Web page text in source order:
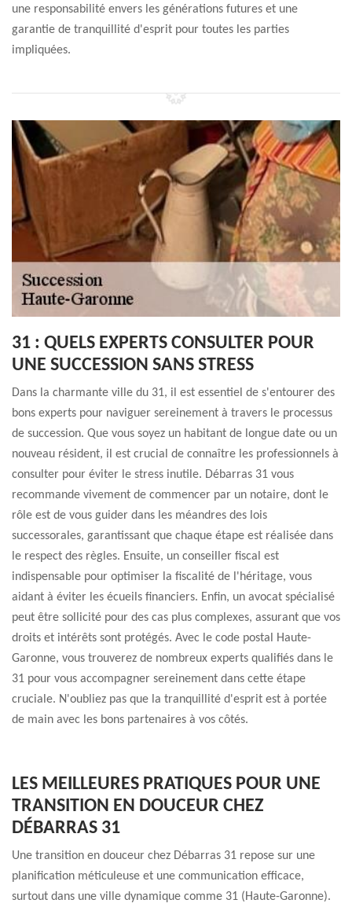
une responsabilité envers les générations futures et une
garantie de tranquillité d'esprit pour toutes les parties
impliquées.
31 : QUELS EXPERTS CONSULTER POUR
UNE SUCCESSION SANS STRESS
Dans la charmante ville du 31, il est essentiel de s'entourer des
bons experts pour naviguer sereinement à travers le processus
de succession. Que vous soyez un habitant de longue date ou un
nouveau résident, il est crucial de connaître les professionnels à
consulter pour éviter le stress inutile. Débarras 31 vous
recommande vivement de commencer par un notaire, dont le
rôle est de vous guider dans les méandres des lois
successorales, garantissant que chaque étape est réalisée dans
le respect des règles. Ensuite, un conseiller fiscal est
indispensable pour optimiser la fiscalité de l'héritage, vous
aidant à éviter les écueils financiers. Enfin, un avocat spécialisé
peut être sollicité pour des cas plus complexes, assurant que vos
droits et intérêts sont protégés. Avec le code postal Haute-
Garonne, vous trouverez de nombreux experts qualifiés dans le
31 pour vous accompagner sereinement dans cette étape
cruciale. N'oubliez pas que la tranquillité d'esprit est à portée
de main avec les bons partenaires à vos côtés.
LES MEILLEURES PRATIQUES POUR UNE
TRANSITION EN DOUCEUR CHEZ
DÉBARRAS 31
Une transition en douceur chez Débarras 31 repose sur une
planification méticuleuse et une communication efficace,
surtout dans une ville dynamique comme 31 (Haute-Garonne).